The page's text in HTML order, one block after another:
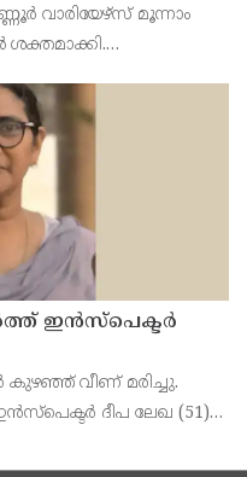
വാരിയേഴ്‌സ് മൂന്നാം
സുനിലിനെയും ടീമിലെ
ഇൻസ്പെക്ടർ
കുഴഞ്ഞ് വീണ് മരിച്ചു.
ദീപ ലേഖ (51)